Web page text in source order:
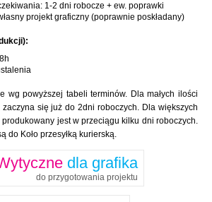
1-2 dni robocze + ew. poprawki
projekt graficzny (poprawnie poskładany)
wg powyższej tabeli terminów. Dla małych ilości
się już do 2dni roboczych. Dla większych
jest w przeciągu kilku dni roboczych.
do Koło przesyłką kurierską.
dla grafika
do przygotowania projektu